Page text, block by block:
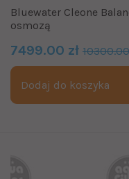
Bluewater Cleone
osmozą
7499.00 zł 10300.00
Dodaj do koszyka